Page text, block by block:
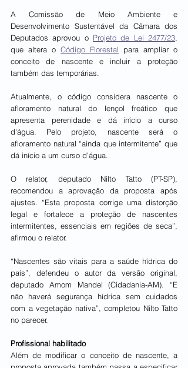
A Comissão de Meio Ambiente e
Desenvolvimento Sustentável da Câmara dos
Deputados aprovou o Projeto de Lei 2477/23,
que altera o Código Florestal para ampliar o
conceito de nascente e incluir a proteção
também das temporárias.
Atualmente, o código considera nascente o
afloramento natural do lençol freático que
apresenta perenidade e dá início a curso
d'água. Pelo projeto, nascente será o
afloramento natural “ainda que intermitente” que
dá início a um curso d’água.
O relator, deputado Nilto Tatto (PT-SP),
recomendou a aprovação da proposta após
ajustes. “Esta proposta corrige uma distorção
legal e fortalece a proteção de nascentes
intermitentes, essenciais em regiões de seca”,
afirmou o relator.
“Nascentes são vitais para a saúde hídrica do
país”, defendeu o autor da versão original,
deputado Amom Mandel (Cidadania-AM). “E
não haverá segurança hídrica sem cuidados
com a vegetação nativa”, completou Nilto Tatto
no parecer.
Profissional habilitado
Além de modificar o conceito de nascente, a